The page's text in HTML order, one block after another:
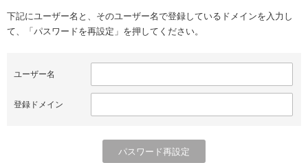
下記にユーザー名と、そのユーザー名で登録しているドメインを入力し
て、「パスワードを再設定」を押してください。
ユーザー名
登録ドメイン